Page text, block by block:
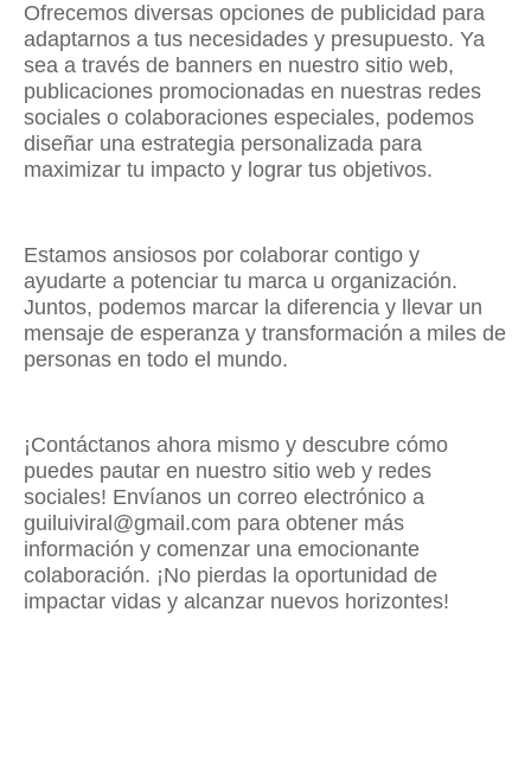
Ofrecemos diversas opciones de publicidad para
adaptarnos a tus necesidades y presupuesto. Ya
sea a través de banners en nuestro sitio web,
publicaciones promocionadas en nuestras redes
sociales o colaboraciones especiales, podemos
diseñar una estrategia personalizada para
maximizar tu impacto y lograr tus objetivos.
Estamos ansiosos por colaborar contigo y
ayudarte a potenciar tu marca u organización.
Juntos, podemos marcar la diferencia y llevar un
mensaje de esperanza y transformación a miles de
personas en todo el mundo.
¡Contáctanos ahora mismo y descubre cómo
puedes pautar en nuestro sitio web y redes
sociales! Envíanos un correo electrónico a
guiluiviral@gmail.com para obtener más
información y comenzar una emocionante
colaboración. ¡No pierdas la oportunidad de
impactar vidas y alcanzar nuevos horizontes!